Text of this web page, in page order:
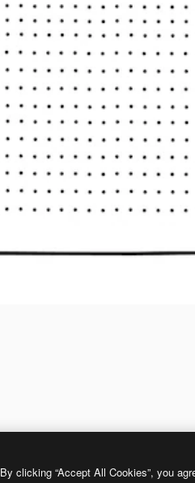
By clicking “Accept All Cookies”, you